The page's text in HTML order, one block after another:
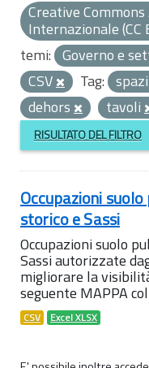
Creative
Internazionale (CC
temi: Governo e
CSV
Tag:
dehors
tavoli
RISULTATO DEL FILTRO
Occupazioni
storico e Sassi
Occupazioni suolo
Sassi autorizzate
migliorare la
seguente MAPPA
CSV Excel XLSX